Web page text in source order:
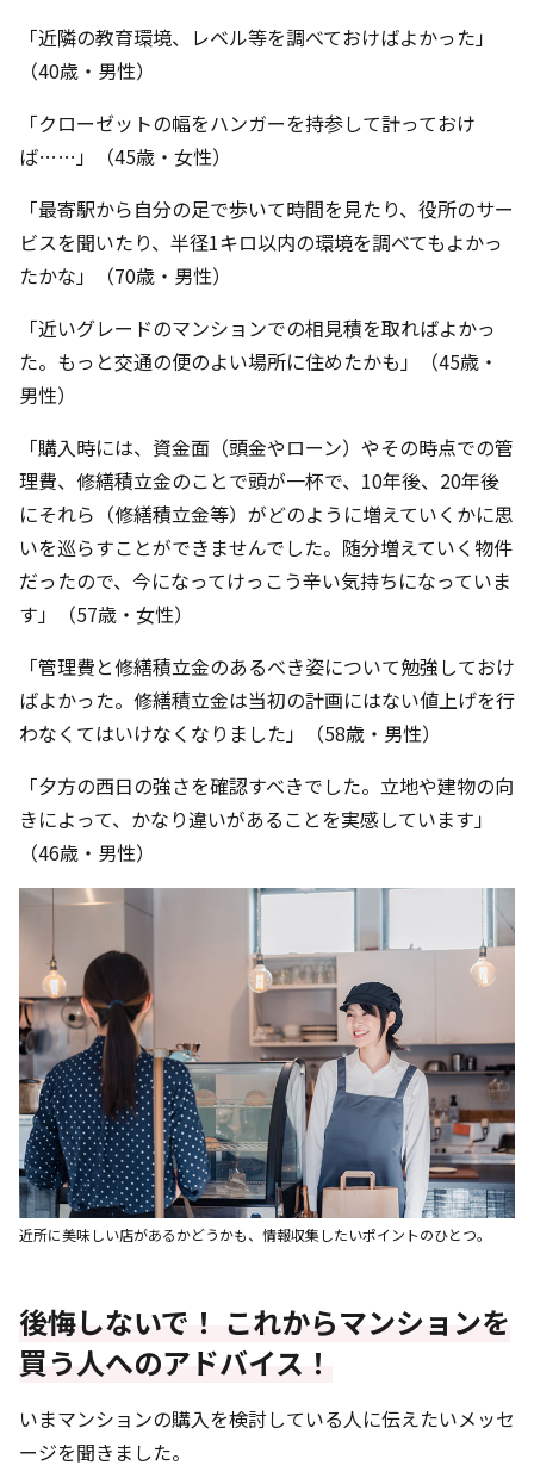
「近隣の教育環境、レベル等を調べておけばよかった」
（40歳・男性）
「クローゼットの幅をハンガーを持参して計っておけ
ば……」（45歳・女性）
「最寄駅から自分の足で歩いて時間を見たり、役所のサー
ビスを聞いたり、半径1キロ以内の環境を調べてもよかっ
たかな」（70歳・男性）
「近いグレードのマンションでの相見積を取ればよかっ
た。もっと交通の便のよい場所に住めたかも」（45歳・
男性）
「購入時には、資金面（頭金やローン）やその時点での管
理費、修繕積立金のことで頭が一杯で、10年後、20年後
にそれら（修繕積立金等）がどのように増えていくかに思
いを巡らすことができませんでした。随分増えていく物件
だったので、今になってけっこう辛い気持ちになっていま
す」（57歳・女性）
「管理費と修繕積立金のあるべき姿について勉強しておけ
ばよかった。修繕積立金は当初の計画にはない値上げを行
わなくてはいけなくなりました」（58歳・男性）
「夕方の西日の強さを確認すべきでした。立地や建物の向
きによって、かなり違いがあることを実感しています」
（46歳・男性）
近所に美味しい店があるかどうかも、情報収集したいポイントのひとつ。
後悔しないで！ これからマンションを
買う人へのアドバイス！
いまマンションの購入を検討している人に伝えたいメッセ
ージを聞きました。